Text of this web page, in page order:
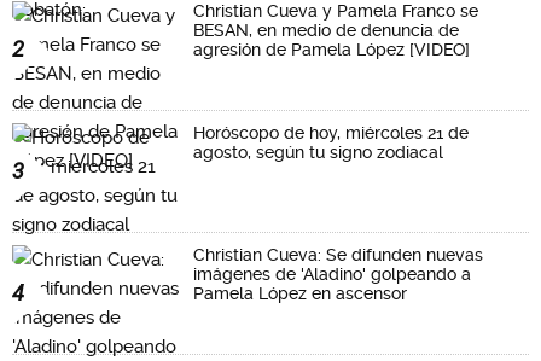
2
Christian Cueva y Pamela Franco se
BESAN, en medio de denuncia de
agresión de Pamela López [VIDEO]
3
Horóscopo de hoy, miércoles 21 de
agosto, según tu signo zodiacal
4
Christian Cueva: Se difunden nuevas
imágenes de 'Aladino' golpeando a
Pamela López en ascensor